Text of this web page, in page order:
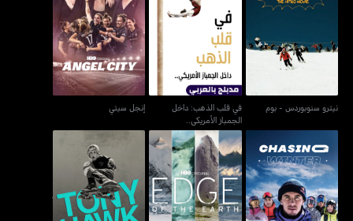
نيترو سنوبوردس - بوم
في قلب الذهب: داخل
الجمباز الأمريكي..
في قلب الذهب: داخل
الجمباز الأمريكي..
إنجل سيتي
إنجل سيتي
تشيسينغ وينتر إيدج أوف ذا إيرث
توني هوك: أنتيل ذا ويلز فولز
أوف